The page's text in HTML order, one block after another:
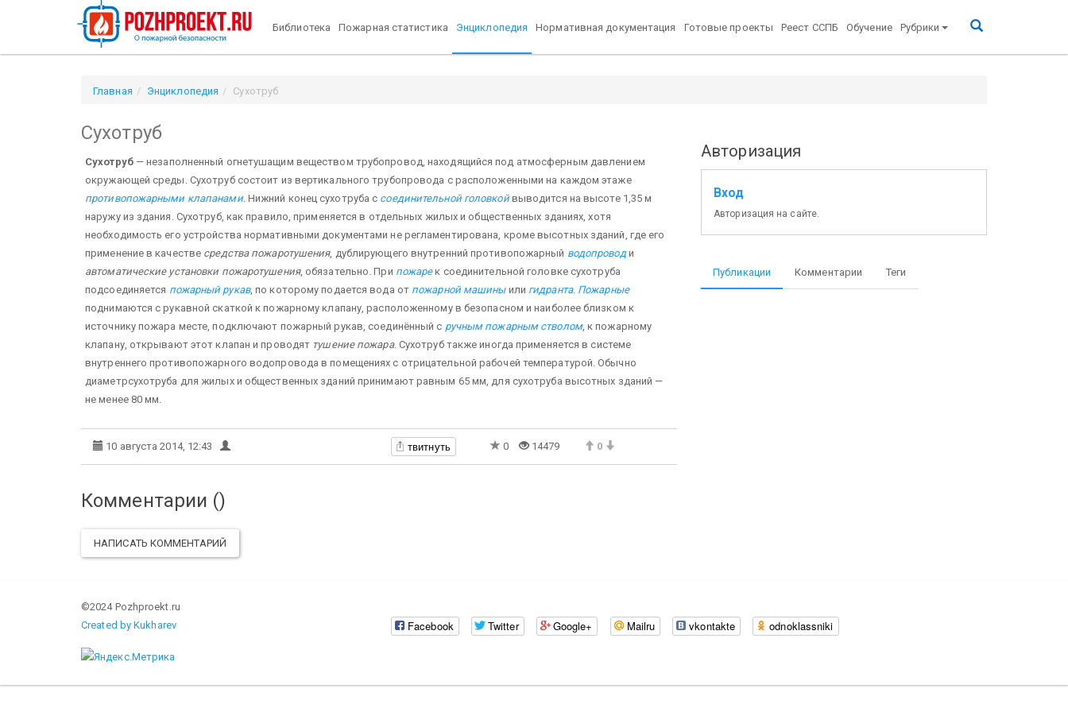
Библиотека Пожарная статистика Энциклопедия Нормативная документация Готовые проекты Реест ССПБ Обучение Рубрики
Главная Энциклопедия Сухотруб
Сухотруб
Сухотруб— незаполненный огнетушащим веществом трубопровод, находящийся под атмосферным давлением
окружающей среды. Сухотруб состоит из вертикального трубопровода с расположенными на каждом этаже
противопожарными клапанами. Нижний конец сухотруба с соединительной головкойвыводится на высоте 1,35 м
наружу из здания. Сухотруб, как правило, применяется в отдельных жилых и общественных зданиях, хотя
необходимость его устройства нормативными документами не регламентирована, кроме высотных зданий, где его
применение в качестве средства пожаротушения, дублирующего внутренний противопожарный водопроводи
автоматические установки пожаротушения, обязательно. При пожарек соединительной головке сухотруба
подсоединяется пожарный рукав, по которому подается вода от пожарной машиныили гидранта. Пожарные
поднимаются с рукавной скаткой к пожарному клапану, расположенному в безопасном и наиболее близком к
источнику пожара месте, подключают пожарный рукав, соединённый с ручным пожарным стволом, к пожарному
клапану, открывают этот клапан и проводят тушение пожара. Сухотруб также иногда применяется в системе
внутреннего противопожарного водопровода в помещениях с отрицательной рабочей температурой. Обычно
диаметрсухотруба для жилых и общественных зданий принимают равным 65 мм, для сухотруба высотных зданий —
не менее 80 мм.
10 августа 2014, 12:43 твитнуть 0 14479 0
Комментарии ()
НАПИСАТЬ КОММЕНТАРИЙ
Авторизация
Вход
Авторизация на сайте.
Публикации Комментарии Теги
©2024 Pozhproekt.ru
Created by Kukharev
Facebook Twitter Google+ Mailru vkontakte odnoklassniki